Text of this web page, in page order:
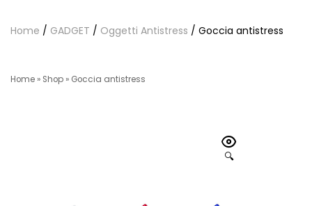
Home / GADGET / Oggetti Antistress / Goccia antistress
Home » Shop » Goccia antistress
🔍